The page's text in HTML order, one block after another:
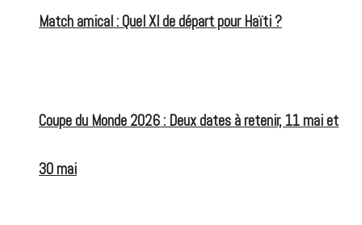
Coupe du Monde 2026 : Deux dates à retenir, 11 mai et
30 mai
Match amical : Quel XI de départ pour Haïti ?